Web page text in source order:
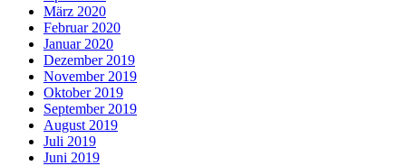
März 2020
Februar 2020
Januar 2020
Dezember 2019
November 2019
Oktober 2019
September 2019
August 2019
Juli 2019
Juni 2019